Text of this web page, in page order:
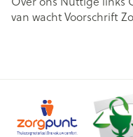
van wachtVoorschrift